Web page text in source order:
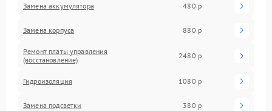
Замена аккумулятора 480 р
Замена корпуса 880 р
Ремонт платы управления
(восстановление)
2480 р
Гидроизоляция 1080 р
Замена подсветки 380 р